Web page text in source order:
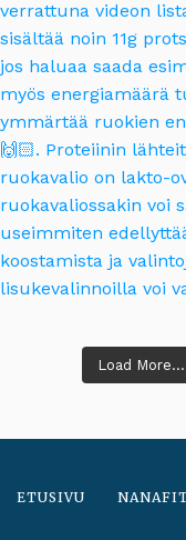
Load More...
ETUSIVU